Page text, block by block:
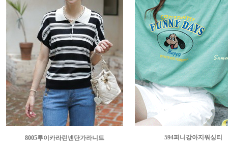
8005루이카라린넨단가라니트
594퍼니강아지워싱티